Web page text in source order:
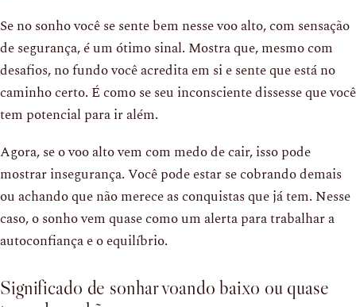
Se no sonho você se sente bem nesse voo alto, com sensação
de segurança, é um ótimo sinal. Mostra que, mesmo com
desafios, no fundo você acredita em si e sente que está no
caminho certo. É como se seu inconsciente dissesse que você
tem potencial para ir além.
Agora, se o voo alto vem com medo de cair, isso pode
mostrar insegurança. Você pode estar se cobrando demais
ou achando que não merece as conquistas que já tem. Nesse
caso, o sonho vem quase como um alerta para trabalhar a
autoconfiança e o equilíbrio.
Significado de sonhar voando baixo ou quase